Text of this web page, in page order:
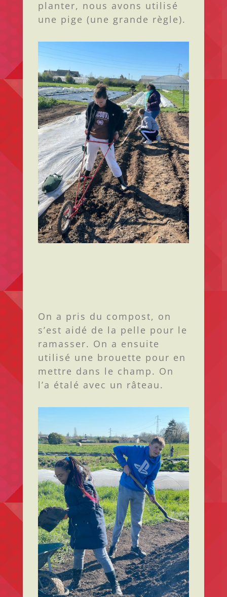
planter, nous avons utilisé
une pige (une grande règle).
On a pris du compost, on
s’est aidé de la pelle pour le
ramasser. On a ensuite
utilisé une brouette pour en
mettre dans le champ. On
l’a étalé avec un râteau.